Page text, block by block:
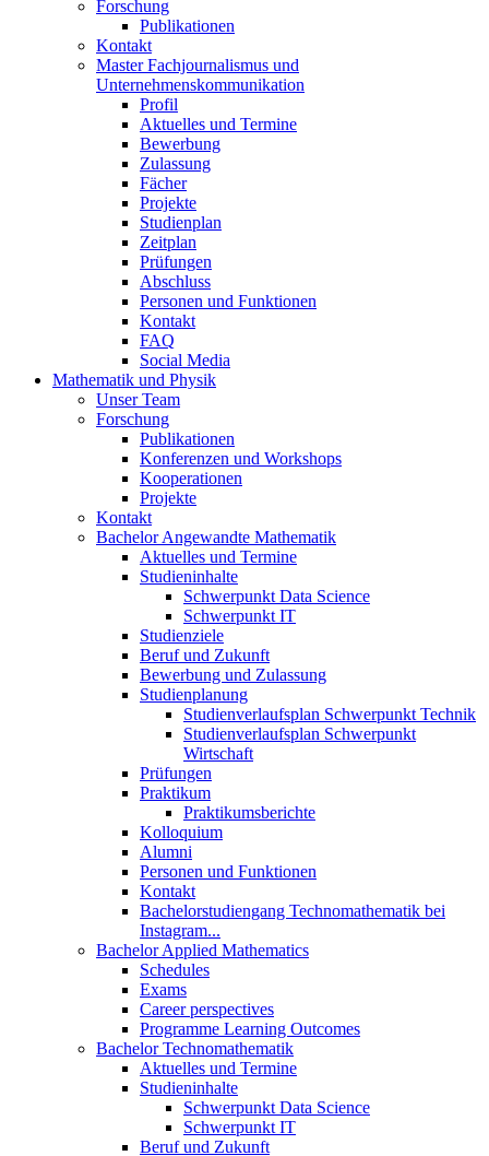
Forschung
Publikationen
Kontakt
Master Fachjournalismus und
Unternehmenskommunikation
Profil
Aktuelles und Termine
Bewerbung
Zulassung
Fächer
Projekte
Studienplan
Zeitplan
Prüfungen
Abschluss
Personen und Funktionen
Kontakt
FAQ
Social Media
Mathematik und Physik
Unser Team
Forschung
Publikationen
Konferenzen und Workshops
Kooperationen
Projekte
Kontakt
Bachelor Angewandte Mathematik
Aktuelles und Termine
Studieninhalte
Schwerpunkt Data Science
Schwerpunkt IT
Studienziele
Beruf und Zukunft
Bewerbung und Zulassung
Studienplanung
Studienverlaufsplan Schwerpunkt Technik
Studienverlaufsplan Schwerpunkt
Wirtschaft
Prüfungen
Praktikum
Praktikumsberichte
Kolloquium
Alumni
Personen und Funktionen
Kontakt
Bachelorstudiengang Technomathematik bei
Instagram...
Bachelor Applied Mathematics
Schedules
Exams
Career perspectives
Programme Learning Outcomes
Bachelor Technomathematik
Aktuelles und Termine
Studieninhalte
Schwerpunkt Data Science
Schwerpunkt IT
Beruf und Zukunft